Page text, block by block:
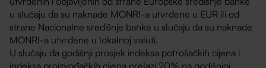
u slučaju da su naknade MONRI-a utvrđene u EUR ili od
strane Nacionalne središnje banke u slučaju da su naknade
MONRI-a utvrđene u lokalnoj valuti.
U slučaju da godišnji prosjek indeksa potrošačkih cijena i
indeksa proizvođačkih cijena prelazi 20% na godišnjoj